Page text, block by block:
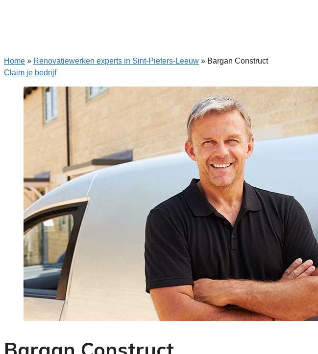
Home » Renovatiewerken experts in Sint-Pieters-Leeuw » Bargan Construct
Claim je bedrijf